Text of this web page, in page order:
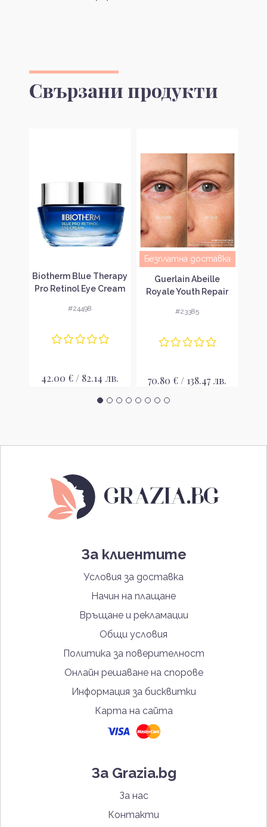
Свързани продукти
Biotherm Blue Therapy
Pro Retinol Eye Cream
контур
#24498
42.00 € / 82.14 лв.
Безплатна доставка
Guerlain Abeille
Royale Youth Repair
крем
#23385
70.80 € / 138.47 лв.
За клиентите
Условия за доставка
Начин на плащане
Връщане и рекламации
Общи условия
Политика за поверителност
Онлайн решаване на спорове
Информация за бисквитки
Карта на сайта
За Grazia.bg
За нас
Контакти